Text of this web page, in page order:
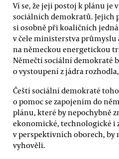
Ví se, že její postoj k plánu je
sociálních demokratů. Jejich
si osobně při koaličních
v čele ministerstva průmyslu
na německou energetickou
Němečtí sociální demokraté
o vystoupení z jádra
Čeští sociální demokraté
o pomoc se zapojením do
plánu, které by nepochybně
ekonomické, technologické i
v perspektivních oborech, by
vyhověli.